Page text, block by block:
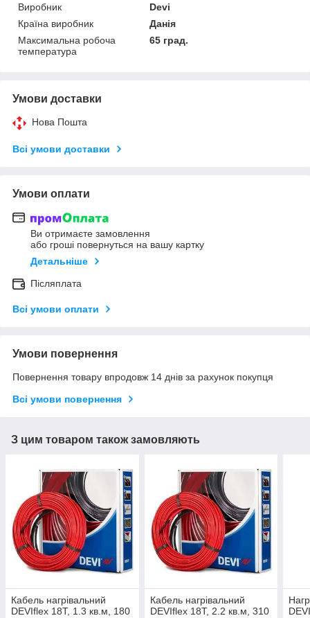
Виробник
Devi
Країна виробник
Данія
Максимальна робоча
температура
65 град.
Умови доставки
Нова Пошта
Всі умови доставки
Умови оплати
Ви отримаєте замовлення
або гроші повернуться на вашу картку
Детальніше
Післяплата
Всі умови оплати
Умови повернення
Повернення товару впродовж 14 днів за рахунок покупця
Всі умови повернення
З цим товаром також замовляють
Кабель нагрівальний
DEVIflex 18Т, 1.3 кв.м, 180
Кабель нагрівальний
DEVIflex 18Т, 2.2 кв.м, 310